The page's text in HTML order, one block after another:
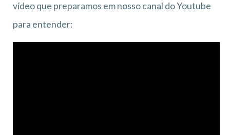
vídeo que preparamos em nosso canal do Youtube
para entender: